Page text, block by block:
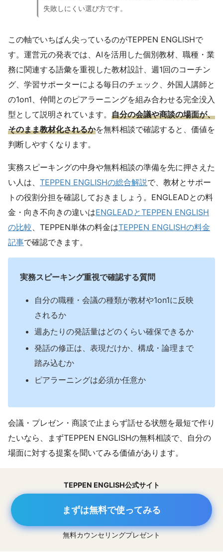
失敗しにくい選び方です。
この軸でいちばん尖っているのがTEPPEN ENGLISHで
す。運営元の発表では、AIを活用した個別教材、職種・業
務に関連する語彙を重視した教材設計、週1回のコーチン
グ、学習サポーターによる毎日のチェック、外国人講師と
の1on1、仲間とのピアラーニングを組み合わせる完全没入
型として説明されています。 自分の会議や商談の場面が、
そのまま教材化されるかを無料相談で確認すると、価値を
判断しやすくなります。
実務スピーキングの中身や無料相談の準備を先に押さえた
い人は、 TEPPEN ENGLISHの総合解説で、教材とサポー
トの役割分担を確認しておきましょう。ENGLEADとの料
金・向き不向きの違いはENGLEADとTEPPEN ENGLISH
の比較、TEPPEN単体の料金はTEPPEN ENGLISHの料金
記事で確認できます。
実務スピーキング重視で確認する質問
自分の職種・会議の種類が教材や1on1に反映
されるか
週あたりの発話量はどのくらい確保できるか
発話の修正は、表現だけか、構成・論理まで
踏み込むか
ピアラーニングは必須か任意か
会議・プレゼン・商談で止まらず話せる状態を最短で作り
たいなら、まずTEPPEN ENGLISHの無料相談で、自分の
場面に対する提案を聞いてみる価値があります。
TEPPEN ENGLISH公式サイト
まずは無料で使ってみる
無料カウンセリングプレゼント